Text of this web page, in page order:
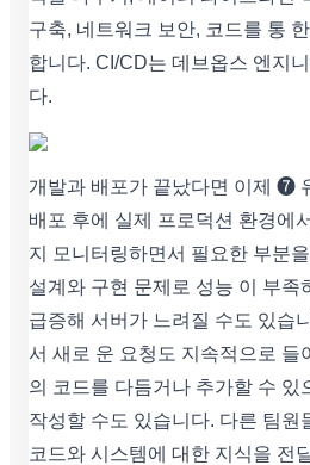
구축, 네트워크 보안, 코드를 통
합니다. CI/CD는 데브옵스 엔지
다.
개발과 배포가 끝났다면 이제 ➐
배포 후에 실제 프로덕션 환경에
지 모니터링하면서 필요한 부분
설계와 구현 문제로 성능 이 부족
급증해 서버가 느려질 수도 있습
서 새로 운 요청도 지속적으로 들
의 코드를 다듬거나 추가할 수 있
작성할 수도 있습니다. 다른 팀원
코드와 시스템에 대한 지식을 전